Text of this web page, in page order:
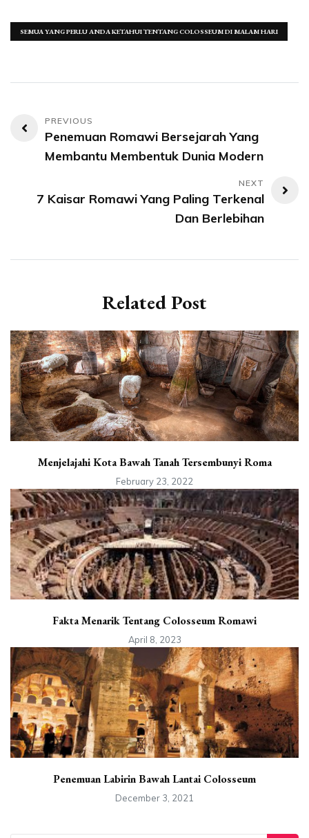
SEMUA YANG PERLU ANDA KETAHUI TENTANG COLOSSEUM DI MALAM HARI
Post
navigation
Penemuan Romawi Bersejarah Yang
Membantu Membentuk Dunia Modern
7 Kaisar Romawi Yang Paling Terkenal
Dan Berlebihan
Related Post
Menjelajahi Kota Bawah Tanah Tersembunyi Roma
February 23, 2022
Fakta Menarik Tentang Colosseum Romawi
April 8, 2023
Penemuan Labirin Bawah Lantai Colosseum
December 3, 2021